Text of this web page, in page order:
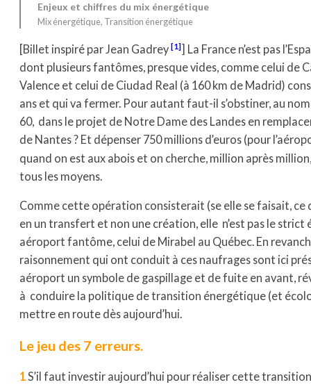
Enjeux et chiffres du mix énergétique
Mix énergétique, Transition énergétique
[Billet inspiré par Jean Gadrey [1]] La France n’est pas
dont plusieurs fantômes, presque vides, comme celui de
Valence et celui de Ciudad Real (à 160 km de Madrid)
ans et qui va fermer. Pour autant faut-il s’obstiner, au
60, dans le projet de Notre Dame des Landes en
de Nantes ? Et dépenser 750 millions d’euros (pour
quand on est aux abois et on cherche, million après
tous les moyens.
Comme cette opération consisterait (se elle se faisait, ce
en un transfert et non une création, elle n’est pas le strict
aéroport fantôme, celui de Mirabel au Québec. En
raisonnement qui ont conduit à ces naufrages sont ici
aéroport un symbole de gaspillage et de fuite en avant,
à conduire la politique de transition énergétique (et
mettre en route dès aujourd’hui.
Le jeu des 7 erreurs.
1 S’il faut investir aujourd’hui pour réaliser cette